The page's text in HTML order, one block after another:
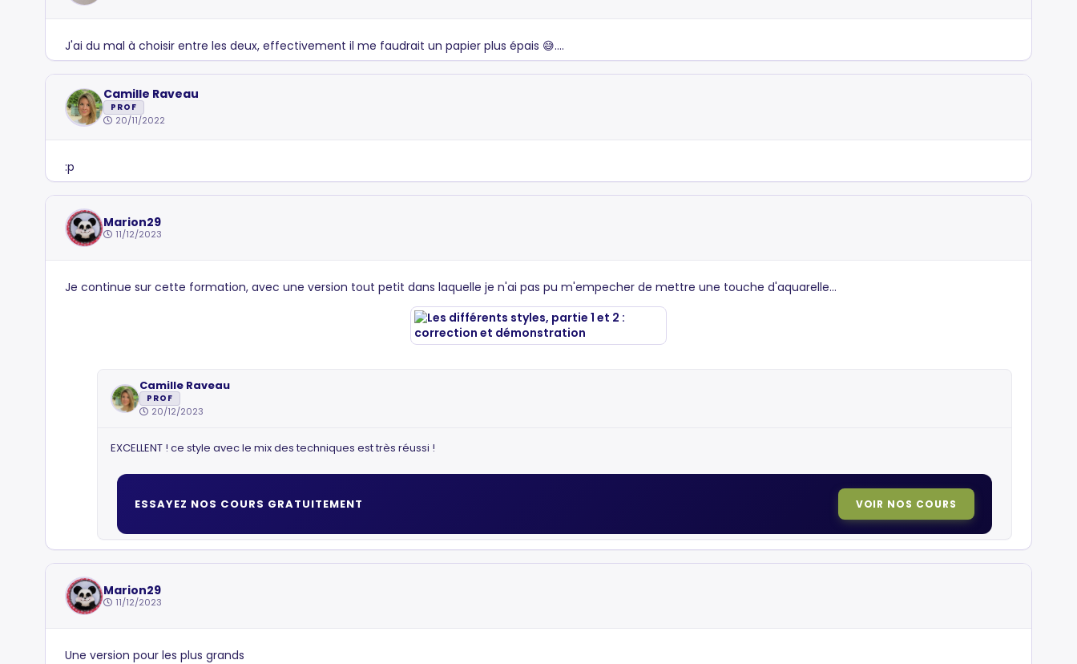
J'ai du mal à choisir entre les deux, effectivement il me faudrait un papier plus épais 😅....
Camille Raveau
PROF
20/11/2022
:p
Marion29
11/12/2023
Je continue sur cette formation, avec une version tout petit dans laquelle je n'ai pas pu m'empecher de mettre une touche d'aquarelle...
Camille Raveau
PROF
20/12/2023
EXCELLENT ! ce style avec le mix des techniques est très réussi !
ESSAYEZ NOS COURS GRATUITEMENT VOIR NOS COURS
Marion29
11/12/2023
Une version pour les plus grands